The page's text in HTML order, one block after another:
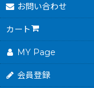
お問い合わせ
カート
MY Page
会員登録